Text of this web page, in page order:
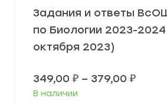
Задания и ответы
по Биологии 2023-2024
октября 2023)
349,00 ₽ – 379,00 ₽
В наличии